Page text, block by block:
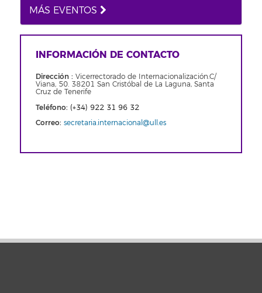
MÁS EVENTOS
INFORMACIÓN DE CONTACTO
Dirección : Vicerrectorado de Internacionalización.C/
Viana, 50. 38201 San Cristóbal de La Laguna, Santa
Cruz de Tenerife
Teléfono: (+34) 922 31 96 32
Correo: secretaria.internacional@ull.es